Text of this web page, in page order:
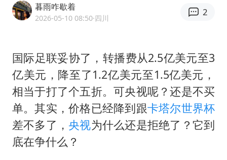
上海大部迎大暴雨
白海豚在海上打了个结
2026年7月份居民消费价格同比上涨0.5%
方桃子代言广告视频已下架
浙江海域将现5到8米巨浪到狂浪
辽宁省深化扫黑除恶专项斗争
暮雨咋歇着
2026-05-10 08:50·四川
2
国际足联妥协了，转播费从2.5亿美元至3
亿美元，降至了1.2亿美元至1.5亿美元，
相当于打了个五折。可央视呢？还是不买
单。其实，价格已经降到跟卡塔尔世界杯
差不多了， 央视为什么还是拒绝了？它到
底在争什么？